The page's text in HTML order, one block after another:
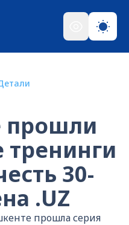
прошли
30-
.UZ
прошла серия